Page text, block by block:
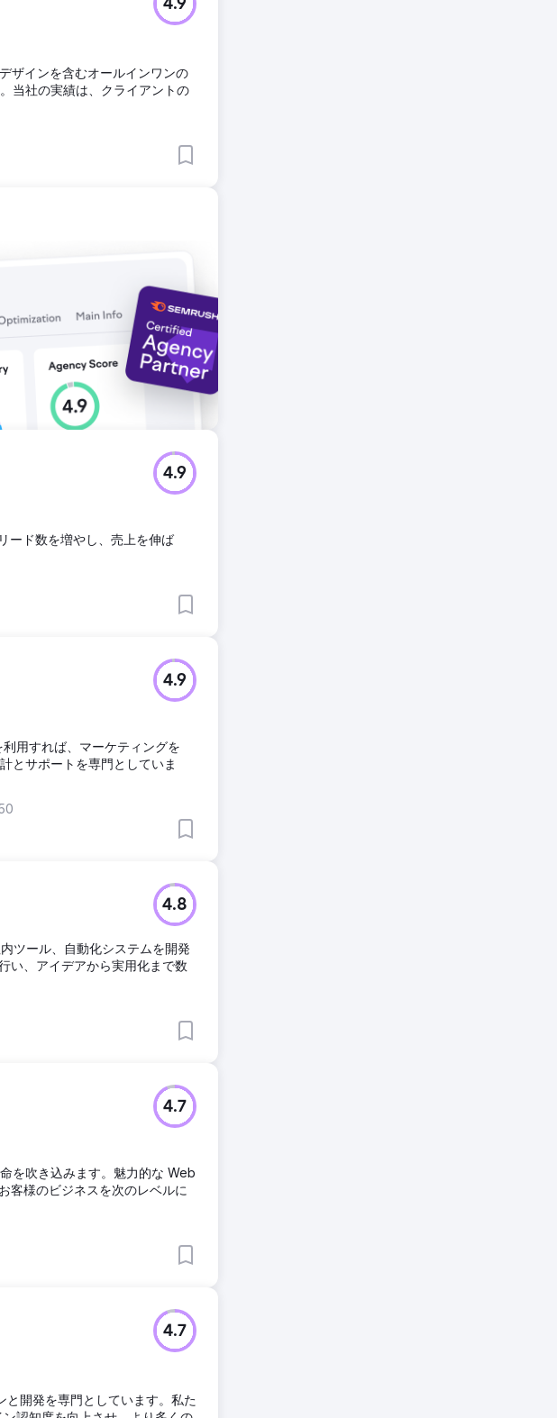
アントの既存のウェブサイトは
機能不全に陥ったサイトを、よ
サイトに置き換えることでし
スポンシブWordPressテーマ
ることを目指して構築されまし
せプロセスをより効果的に誘導
ユーザーはより簡単に連絡を取
をより強固なものにしました。
4.9
ザインを含むオールインワンの
当社の実績は、クライアントの
4.9
ード数を増やし、売上を伸ば
4.9
用すれば、マーケティングを
とサポートを専門としていま
4.8
ツール、自動化システムを開発
い、アイデアから実用化まで数
4.7
を吹き込みます。魅力的な Web
客様のビジネスを次のレベルに
4.7
開発を専門としています。私た